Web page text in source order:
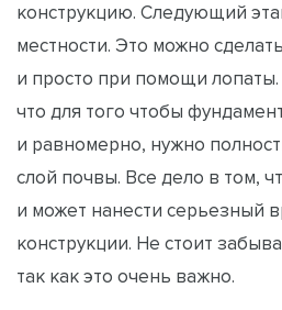
конструкцию. Следующий
местности. Это можно
и просто при помощи лопаты.
что для того чтобы
и равномерно, нужно
слой почвы. Все дело в том,
и может нанести серьезный
конструкции. Не стоит
так как это очень важно.